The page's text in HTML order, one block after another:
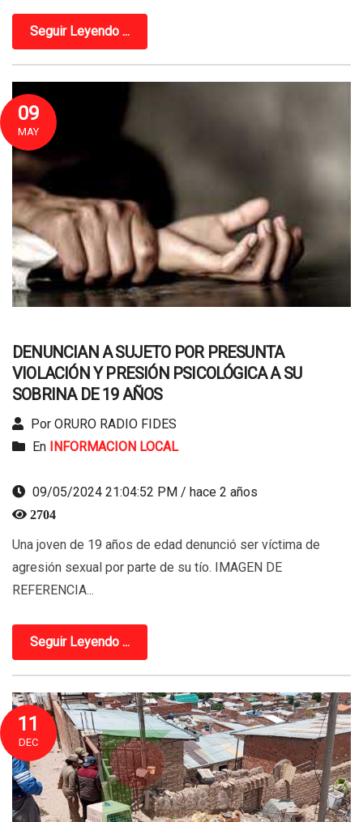
Seguir Leyendo ...
09
MAY
DENUNCIAN A SUJETO POR PRESUNTA
VIOLACIÓN Y PRESIÓN PSICOLÓGICA A SU
SOBRINA DE 19 AÑOS
Por ORURO RADIO FIDES
En
INFORMACION LOCAL
09/05/2024 21:04:52 PM / hace 2 años
2704
Una joven de 19 años de edad denunció ser víctima de
agresión sexual por parte de su tío. IMAGEN DE
REFERENCIA...
Seguir Leyendo ...
11
DEC